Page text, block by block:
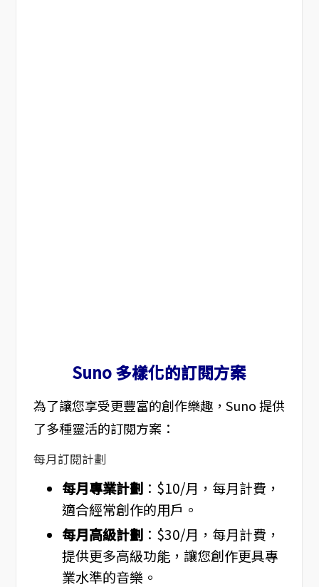
Suno 多樣化的訂閱方案
為了讓您享受更豐富的創作樂趣，Suno 提供
了多種靈活的訂閱方案：
每月訂閱計劃
每月專業計劃：$10/月，每月計費，
適合經常創作的用戶。
每月高級計劃：$30/月，每月計費，
提供更多高級功能，讓您創作更具專
業水準的音樂。